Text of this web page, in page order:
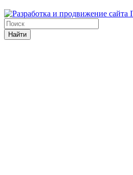
Найти